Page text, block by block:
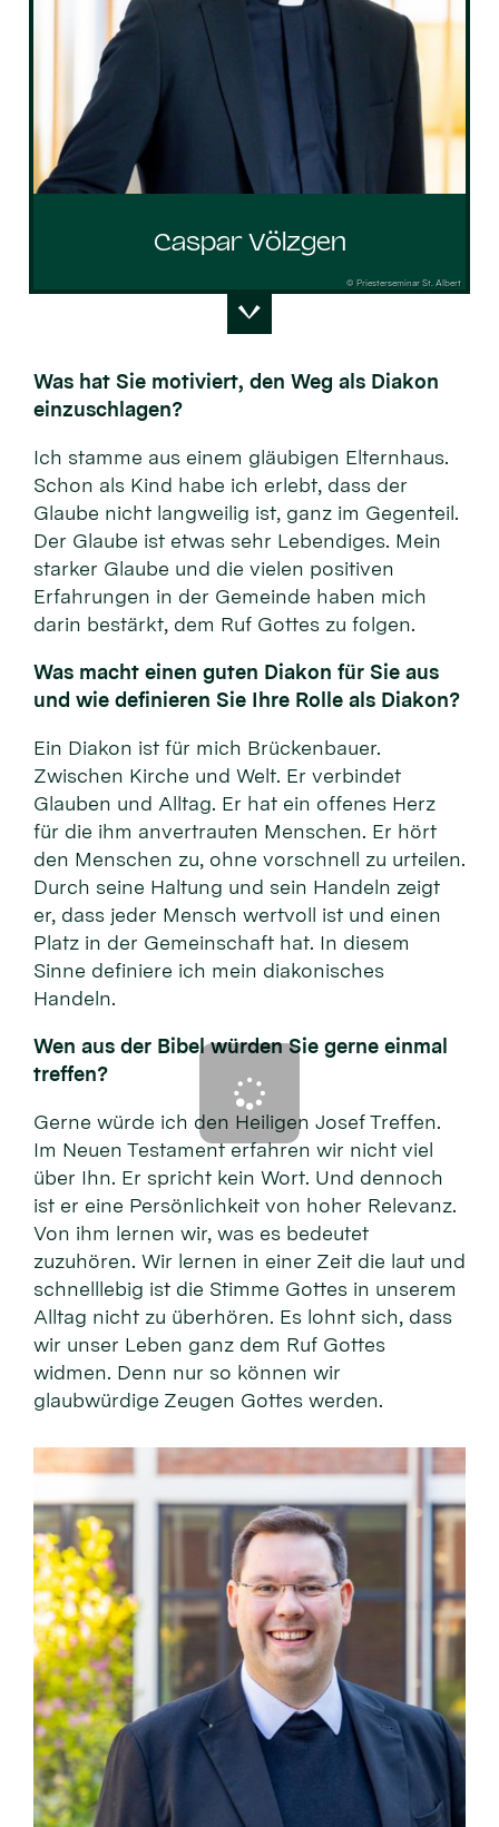
Caspar Völzgen
© Priesterseminar St. Albert
Was hat Sie motiviert, den Weg als Diakon
einzuschlagen?
Ich stamme aus einem gläubigen Elternhaus.
Schon als Kind habe ich erlebt, dass der
Glaube nicht langweilig ist, ganz im Gegenteil.
Der Glaube ist etwas sehr Lebendiges. Mein
starker Glaube und die vielen positiven
Erfahrungen in der Gemeinde haben mich
darin bestärkt, dem Ruf Gottes zu folgen.
Was macht einen guten Diakon für Sie aus
und wie definieren Sie Ihre Rolle als Diakon?
Ein Diakon ist für mich Brückenbauer.
Zwischen Kirche und Welt. Er verbindet
Glauben und Alltag. Er hat ein offenes Herz
für die ihm anvertrauten Menschen. Er hört
den Menschen zu, ohne vorschnell zu urteilen.
Durch seine Haltung und sein Handeln zeigt
er, dass jeder Mensch wertvoll ist und einen
Platz in der Gemeinschaft hat. In diesem
Sinne definiere ich mein diakonisches
Handeln.
Wen aus der Bibel würden Sie gerne einmal
treffen?
Gerne würde ich den Heiligen Josef Treffen.
Im Neuen Testament erfahren wir nicht viel
über Ihn. Er spricht kein Wort. Und dennoch
ist er eine Persönlichkeit von hoher Relevanz.
Von ihm lernen wir, was es bedeutet
zuzuhören. Wir lernen in einer Zeit die laut und
schnelllebig ist die Stimme Gottes in unserem
Alltag nicht zu überhören. Es lohnt sich, dass
wir unser Leben ganz dem Ruf Gottes
widmen. Denn nur so können wir
glaubwürdige Zeugen Gottes werden.